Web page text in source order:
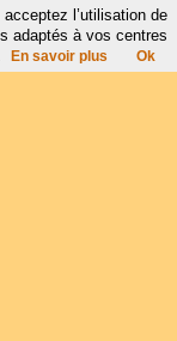
l’utilisation de
adaptés à vos centres
En savoir plus Ok